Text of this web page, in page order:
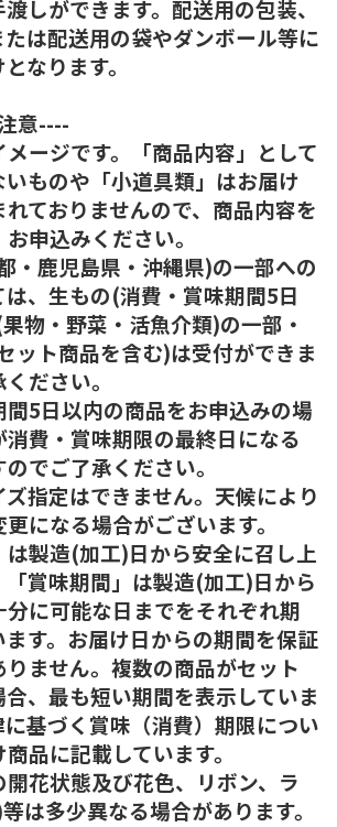
しができます。配送用の包装、
は配送用の袋やダンボール等に
なります。
意----
ージです。「商品内容」として
ものや「小道具類」はお届け
ておりませんので、商品内容を
申込みください。
・鹿児島県・沖縄県)の一部への
、生もの(消費・賞味期間5日
物・野菜・活魚介類)の一部・
ット商品を含む)は受付ができま
ださい。
5日以内の商品をお申込みの場
費・賞味期限の最終日になる
でご了承ください。
指定はできません。天候により
になる場合がございます。
製造(加工)日から安全に召し上
賞味期間」は製造(加工)日から
に可能な日までをそれぞれ期
す。お届け日からの期間を保証
ません。複数の商品がセット
、最も短い期間を表示していま
基づく賞味（消費）期限につい
品に記載しています。
花状態及び花色、リボン、ラ
は多少異なる場合があります。